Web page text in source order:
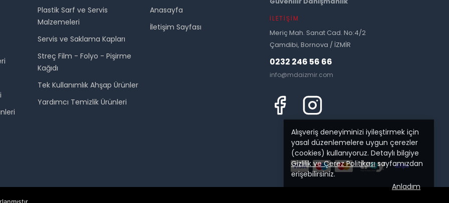
Alışveriş deneyiminizi iyileştirmek için
yasal düzenlemelere uygun çerezler
(cookies) kullanıyoruz. Detaylı bilgiye
Gizlilik ve Çerez Politikasısayfamızdan
erişebilirsiniz.
Anladım
Plastik Sarf ve Servis
Malzemeleri
Servis ve Saklama Kapları
Streç Film - Folyo - Pişirme
Kağıdı
Tek Kullanımlık Ahşap Ürünler
Yardımcı Temizlik Ürünleri
Anasayfa
İletişim Sayfası
İLETIŞIM
Meriç Mah. Sanat Cad. No:4/2
Çamdibi, Bornova / İZMİR
0232 246 56 66
info@mdaizmir.com